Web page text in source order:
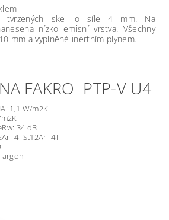
tvrzených skel o síle 4 mm. Na
nízko emisní vrstva. Všechny
mm a vyplněné inertním plynem.
FAKRO PTP-V U4
1,1 W/m2K
34 dB
argon